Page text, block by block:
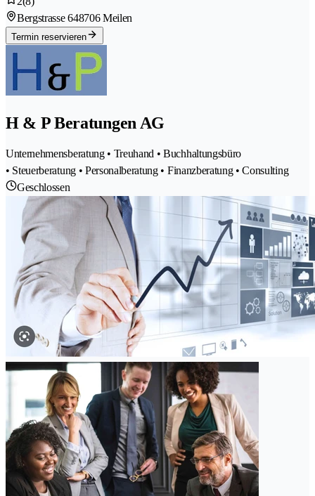
Bergstrasse 648706 Meilen
Termin reservieren
H & P Beratungen AG
Unternehmensberatung • Treuhand • Buchhaltungsbüro
• Steuerberatung • Personalberatung • Finanzberatung • Consulting
Geschlossen